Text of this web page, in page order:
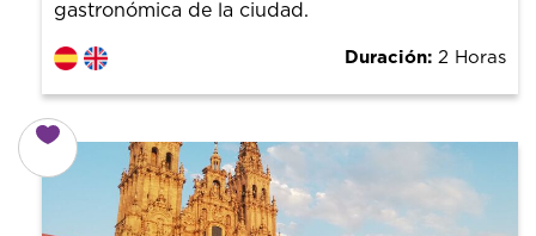
gastronómica de la ciudad.
Duración: 2 Horas